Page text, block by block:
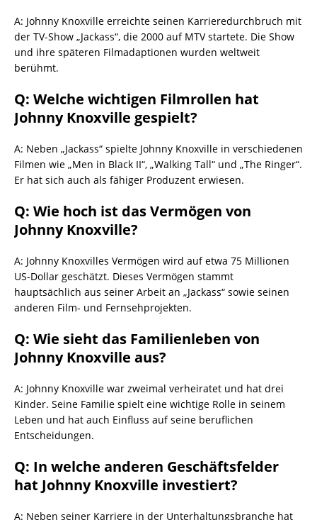
A: Johnny Knoxville erreichte seinen Karrieredurchbruch mit
der TV-Show „Jackass“, die 2000 auf MTV startete. Die Show
und ihre späteren Filmadaptionen wurden weltweit
berühmt.
Q: Welche wichtigen Filmrollen hat
Johnny Knoxville gespielt?
A: Neben „Jackass“ spielte Johnny Knoxville in verschiedenen
Filmen wie „Men in Black II“, „Walking Tall“ und „The Ringer“.
Er hat sich auch als fähiger Produzent erwiesen.
Q: Wie hoch ist das Vermögen von
Johnny Knoxville?
A: Johnny Knoxvilles Vermögen wird auf etwa 75 Millionen
US-Dollar geschätzt. Dieses Vermögen stammt
hauptsächlich aus seiner Arbeit an „Jackass“ sowie seinen
anderen Film- und Fernsehprojekten.
Q: Wie sieht das Familienleben von
Johnny Knoxville aus?
A: Johnny Knoxville war zweimal verheiratet und hat drei
Kinder. Seine Familie spielt eine wichtige Rolle in seinem
Leben und hat auch Einfluss auf seine beruflichen
Entscheidungen.
Q: In welche anderen Geschäftsfelder
hat Johnny Knoxville investiert?
A: Neben seiner Karriere in der Unterhaltungsbranche hat